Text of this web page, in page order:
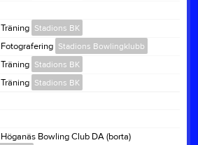
Träning Stadions BK
Fotografering Stadions Bowlingklubb
Träning Stadions BK
Träning Stadions BK
Höganäs Bowling Club DA (borta)